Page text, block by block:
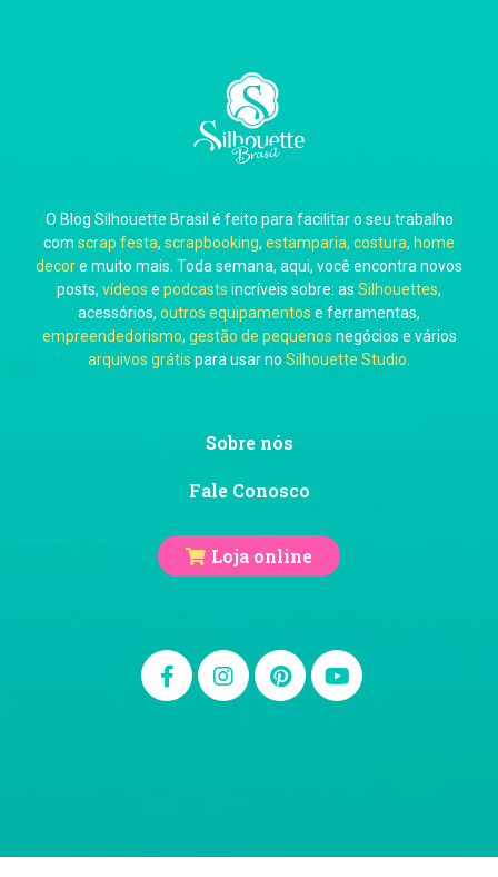
Carla Eschberger
Carol Pessoa
Ju Mirthes
O Blog Silhouette Brasil é feito para facilitar o seu trabalho
com scrap festa, scrapbooking, estamparia, costura, home
decore muito mais. Toda semana, aqui, você encontra novos
posts, vídeos e podcasts incríveis sobre: as Silhouettes,
acessórios, outros equipamentos e ferramentas,
empreendedorismo, gestão de pequenos negócios e vários
arquivos grátis para usar no Silhouette Studio
Sobre nós
Fale Conosco
Loja online